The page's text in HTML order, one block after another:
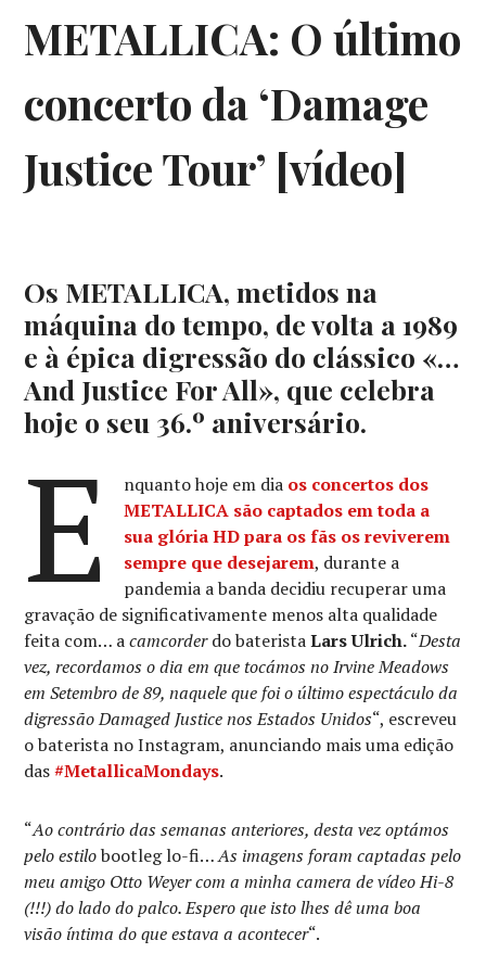
METALLICA: O último
concerto da ‘Damage
Justice Tour’ [vídeo]
Os METALLICA, metidos na
máquina do tempo, de volta a 1989
e à épica digressão do clássico «…
And Justice For All», que celebra
hoje o seu 36.º aniversário.
E nquanto hoje em dia os concertos dos
METALLICA são captados em toda a
sua glória HD para os fãs os reviverem
sempre que desejarem, durante a
pandemia a banda decidiu recuperar uma
gravação de significativamente menos alta qualidade
feita com… acamcorderdo bateristaLars Ulrich.“Desta
vez, recordamos o dia em que tocámos no Irvine Meadows
em Setembro de 89, naquele que foi o último espectáculo da
digressão Damaged Justice nos Estados Unidos“, escreveu
o baterista no Instagram, anunciando mais uma edição
das#MetallicaMondays.
“Ao contrário das semanas anteriores, desta vez optámos
pelo estilobootleg lo-fi…As imagens foram captadas pelo
meu amigo Otto Weyer com a minha camera de vídeo Hi-8
(!!!) do lado do palco. Espero que isto lhes dê uma boa
visão íntima do que estava a acontecer“.